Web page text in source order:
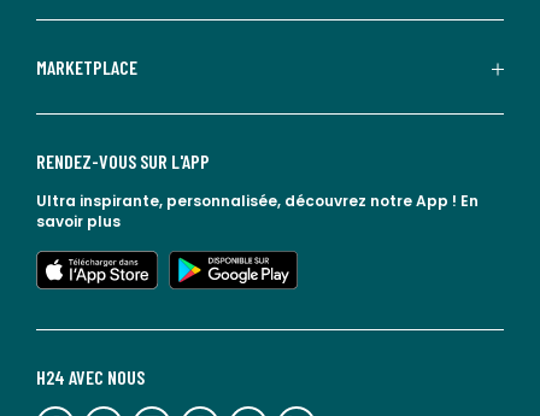
MARKETPLACE
H24 AVEC NOUS
lien vers l'espace réseaux sociaux lien vers l'espace réseaux sociaux lien vers l'espace réseaux sociaux lien vers l'espace réseaux sociaux lien vers l'espace réseaux sociaux lien vers le blog la redoute
RENDEZ-VOUS SUR L'APP
Ultra inspirante, personnalisée, découvrez notre App ! En
savoir plus
lien vers l'app store
lien vers google play